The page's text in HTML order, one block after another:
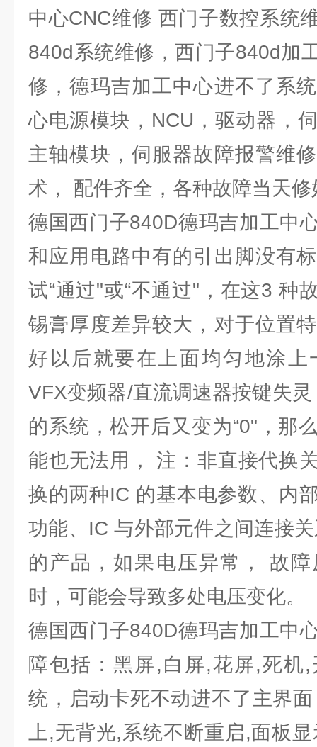
中心CNC维修 西门子数控系统
840d系统维修，西门子840d加
修，德玛吉加工中心进不了系
心电源模块，NCU，驱动器，
主轴模块，伺服器故障报警维
术， 配件齐全，各种故障当天修
德国西门子840D德玛吉加工中
和应用电路中有的引出脚没有
试“通过"或“不通过"，在这3 种
锡膏厚度差异较大，对于位置
好以后就要在上面均匀地涂
VFX变频器/直流调速器按键失
的系统，松开后又变为“0"，那
能也无法用， 注：非直接代换
换的两种IC 的基本电参数、内
功能、IC 与外部元件之间连接
的产品，如果电压异常， 故
时，可能会导致多处电压变化。
德国西门子840D德玛吉加工中
障包括：黑屏,白屏,花屏,死机
统，启动卡死不动进不了主界
上,无背光,系统不断重启,面板